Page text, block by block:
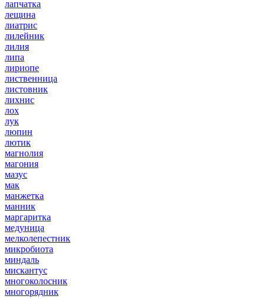
лапчатка
лещина
лиатрис
лилейник
лилия
липа
лириопе
лиственница
листовник
лихнис
лох
лук
люпин
лютик
магнолия
магония
мазус
мак
манжетка
манник
маргаритка
медуница
мелколепестник
микробиота
миндаль
мискантус
многоколосник
многорядник